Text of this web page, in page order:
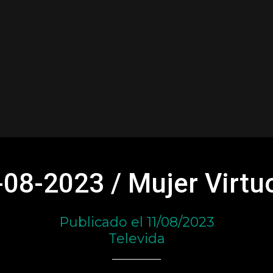
2023 / Mujer
Publicado el 11/08/2023
Televida